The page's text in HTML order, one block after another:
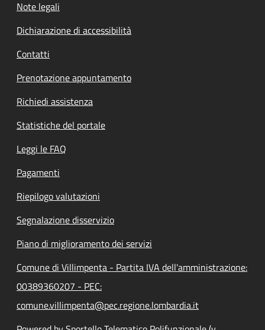
Note legali
Dichiarazione di accessibilità
Contatti
Prenotazione appuntamento
Richiedi assistenza
Statistiche del portale
Leggi le FAQ
Pagamenti
Riepilogo valutazioni
Segnalazione disservizio
Piano di miglioramento dei servizi
Comune di Villimpenta - Partita IVA dell'amministrazione:
00389360207 - PEC:
comune.villimpenta@pec.regione.lombardia.it